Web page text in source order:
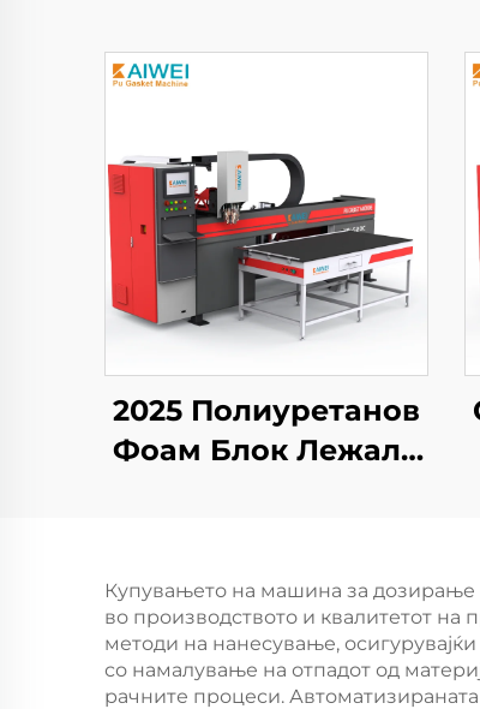
2025 Полиуретанов
Фоам Блок Лежало
машина
полиуретанов
лепило дистрибutor
Купувањето на машина за
во производството и квалитетот
методи на нанесување,
со намалување на отпадот од
рачните процеси.